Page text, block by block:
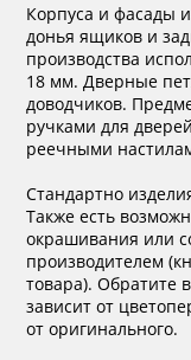
Корпуса и фасады
донья ящиков и
производства
18 мм. Дверные
доводчиков.
ручками для
реечными
Стандартно
Также есть
окрашивания или
производителем
товара). Обратите
зависит от
от оригинального.